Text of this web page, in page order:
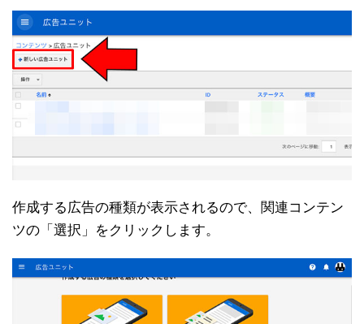
作成する広告の種類が表示されるので、関連コンテン
ツの「選択」をクリックします。